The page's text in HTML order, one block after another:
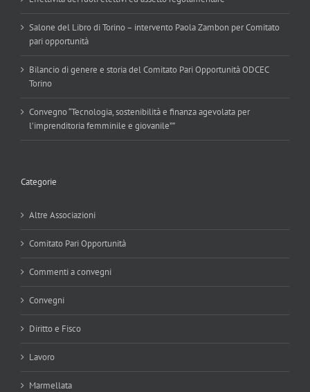
Salone del Libro di Torino – intervento Paola Zambon per Comitato
pari opportunità
Bilancio di genere e storia del Comitato Pari Opportunità ODCEC
Torino
Convegno “Tecnologia, sostenibilità e finanza agevolata per
l’imprenditoria femminile e giovanile””
Categorie
Altre Associazioni
Comitato Pari Opportunità
Commenti a convegni
Convegni
Diritto e Fisco
Lavoro
Marmellata